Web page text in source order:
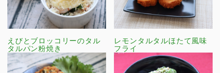
えびとブロッコリーのタル
タルパン粉焼き
レモンタルタルほたて風味
フライ